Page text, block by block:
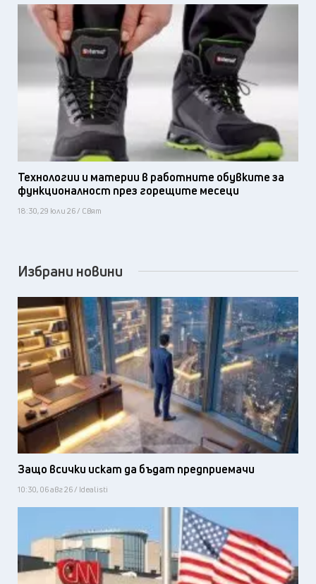
Технологии и материи в работните обувките за
функционалност през горещите месеци
18:30, 29 юли 26 / Свят
Избрани новини
Защо всички искат да бъдат предприемачи
10:30, 06 авг 26 / Idealisti